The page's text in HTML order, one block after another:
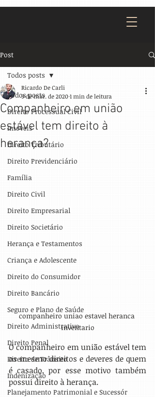
Post
Todos posts
Direito Processual Civil
Imóveis
Direito Tributário
Direito Previdenciário
Família
Direito Civil
Direito Empresarial
Direito Societário
Herança e Testamentos
Criança e Adolescente
Direito do Consumidor
Direito Bancário
Seguro e Plano de Saúde
Direito Administrativo
Direito Penal
Direito de Trânsito
Indenização
Planejamento Patrimonial e Sucessór
Todos posts
Companheiro em união
estável tem direito à
herança?
Ricardo De Carli
9 de mar. de 20201 min de leitura
companheiro uniao estavel heranca
inventario
O companheiro em união estável tem
os mesmo direitos e deveres de quem
é casado, por esse motivo também
possui direito à herança.